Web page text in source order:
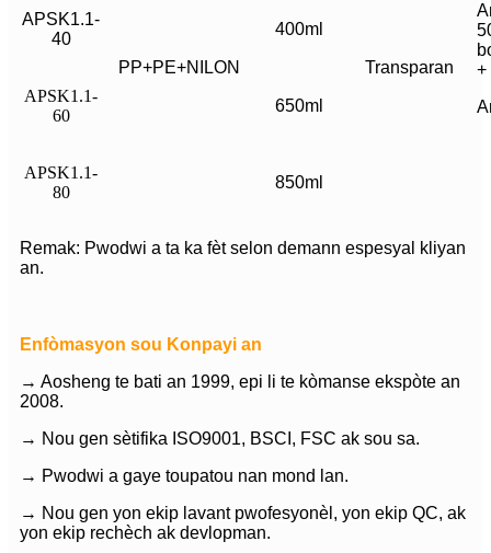
PP+PE+NILON Transparan
+
APSK1.1-
40
400ml
APSK1.1-
60
650ml
APSK1.1-
80
850ml
Remak: Pwodwi a ta ka fèt selon demann espesyal kliyan
an.
Enfòmasyon sou Konpayi an
→ Aosheng te bati an 1999, epi li te kòmanse ekspòte an
2008.
→ Nou gen sètifika ISO9001, BSCI, FSC ak sou sa.
→ Pwodwi a gaye toupatou nan mond lan.
→ Nou gen yon ekip lavant pwofesyonèl, yon ekip QC, ak
yon ekip rechèch ak devlopman.